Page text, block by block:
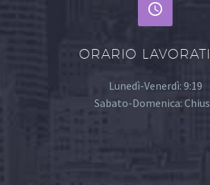


ORARIO
Lunedì-Venerdì: 9:19
Sabato-Domenica: